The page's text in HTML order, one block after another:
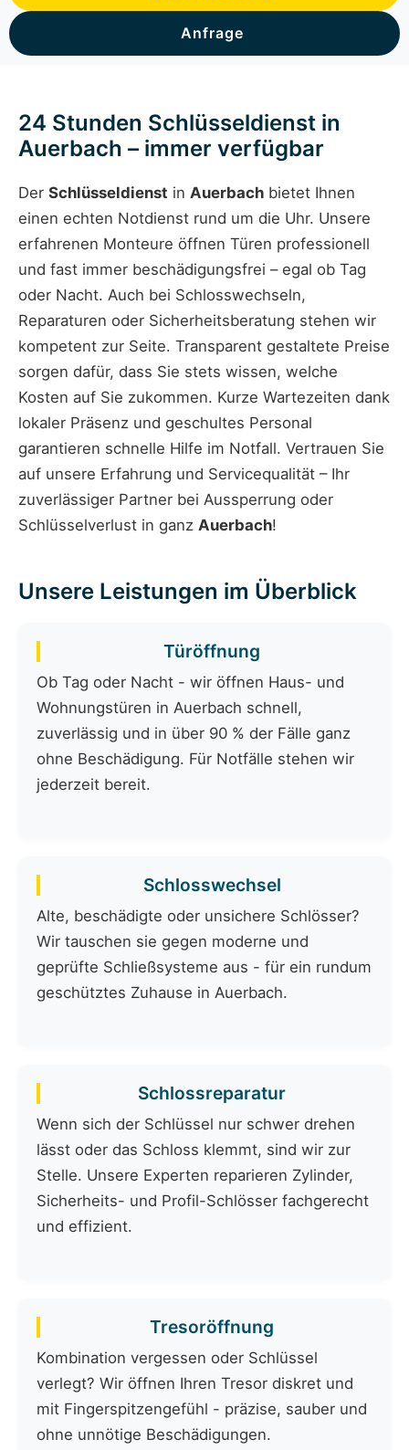
Anfrage
24 Stunden Schlüsseldienst in
Auerbach – immer verfügbar
Der Schlüsseldienst in Auerbach bietet Ihnen
einen echten Notdienst rund um die Uhr. Unsere
erfahrenen Monteure öffnen Türen professionell
und fast immer beschädigungsfrei – egal ob Tag
oder Nacht. Auch bei Schlosswechseln,
Reparaturen oder Sicherheitsberatung stehen wir
kompetent zur Seite. Transparent gestaltete Preise
sorgen dafür, dass Sie stets wissen, welche
Kosten auf Sie zukommen. Kurze Wartezeiten dank
lokaler Präsenz und geschultes Personal
garantieren schnelle Hilfe im Notfall. Vertrauen Sie
auf unsere Erfahrung und Servicequalität – Ihr
zuverlässiger Partner bei Aussperrung oder
Schlüsselverlust in ganz Auerbach!
Unsere Leistungen im Überblick
Türöffnung
Ob Tag oder Nacht - wir öffnen Haus- und
Wohnungstüren in Auerbach schnell,
zuverlässig und in über 90 % der Fälle ganz
ohne Beschädigung. Für Notfälle stehen wir
jederzeit bereit.
Schlosswechsel
Alte, beschädigte oder unsichere Schlösser?
Wir tauschen sie gegen moderne und
geprüfte Schließsysteme aus - für ein rundum
geschütztes Zuhause in Auerbach.
Schlossreparatur
Wenn sich der Schlüssel nur schwer drehen
lässt oder das Schloss klemmt, sind wir zur
Stelle. Unsere Experten reparieren Zylinder,
Sicherheits- und Profil-Schlösser fachgerecht
und effizient.
Tresoröffnung
Kombination vergessen oder Schlüssel
verlegt? Wir öffnen Ihren Tresor diskret und
mit Fingerspitzengefühl - präzise, sauber und
ohne unnötige Beschädigungen.